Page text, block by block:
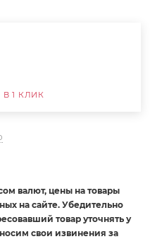
В 1 КЛИК
валют, цены на товары
на сайте. Убедительно
товар уточнять у
свои извинения за